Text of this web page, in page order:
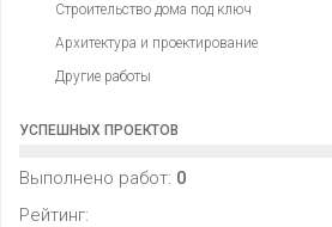
Строительство дома под ключ
Архитектура и проектирование
Другие работы
УСПЕШНЫХ ПРОЕКТОВ
Выполнено работ: 0
Рейтинг: